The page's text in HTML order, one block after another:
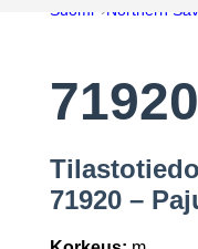
Suomi Northern
71920 –